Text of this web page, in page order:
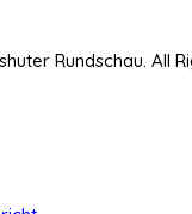
Rundschau. All